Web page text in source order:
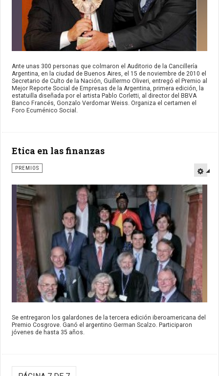
Ante unas 300 personas que colmaron el Auditorio de la Cancillería
Argentina, en la ciudad de Buenos Aires, el 15 de noviembre de 2010 el
Secretario de Culto de la Nación, Guillermo Oliveri, entregó el Premio al
Mejor Reporte Social de Empresas de la Argentina, primera edición, la
estatuilla diseñada por el artista Pablo Corletti, al director del BBVA
Banco Francés, Gonzalo Verdomar Weiss. Organiza el certamen el
Foro Ecuménico Social.
Etica en las finanzas
PREMIOS
Se entregaron los galardones de la tercera edición iberoamericana del
Premio Cosgrove. Ganó el argentino German Scalzo. Participaron
jóvenes de hasta 35 años.